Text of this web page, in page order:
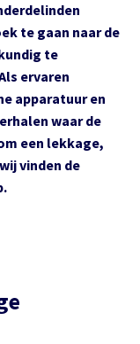
te gaan naar de
te
ervaren
apparatuur en
waar de
een lekkage,
vinden de